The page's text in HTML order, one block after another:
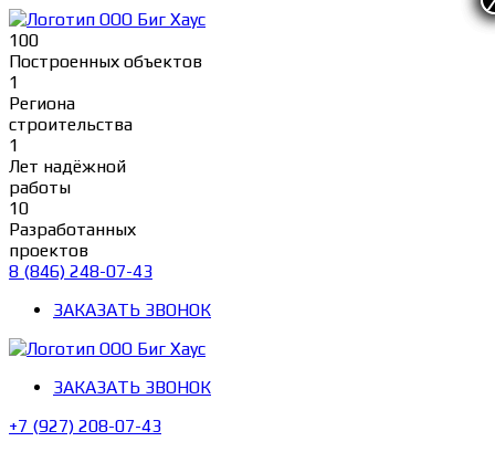
Перейти
к
содержимому
100
Построенных объектов
1
Региона
строительства
1
Лет надёжной
работы
10
Разработанных
проектов
8 (846) 248-07-43
ЗАКАЗАТЬ ЗВОНОК
ЗАКАЗАТЬ ЗВОНОК
+7 (927) 208-07-43